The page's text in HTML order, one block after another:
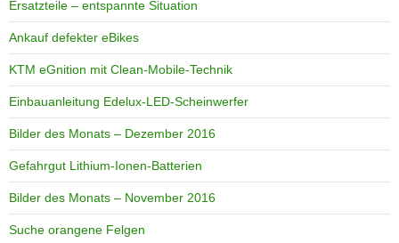
Ersatzteile – entspannte Situation
Ankauf defekter eBikes
KTM eGnition mit Clean-Mobile-Technik
Einbauanleitung Edelux-LED-Scheinwerfer
Bilder des Monats – Dezember 2016
Gefahrgut Lithium-Ionen-Batterien
Bilder des Monats – November 2016
Suche orangene Felgen